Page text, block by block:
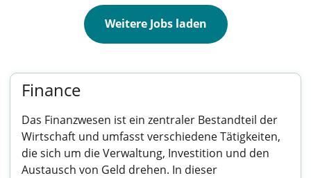
Weitere Jobs laden
Finance
Das Finanzwesen ist ein zentraler Bestandteil der
Wirtschaft und umfasst verschiedene Tätigkeiten,
die sich um die Verwaltung, Investition und den
Austausch von Geld drehen. In dieser